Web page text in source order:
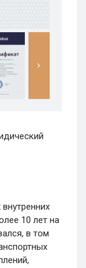
10 лет на
в том